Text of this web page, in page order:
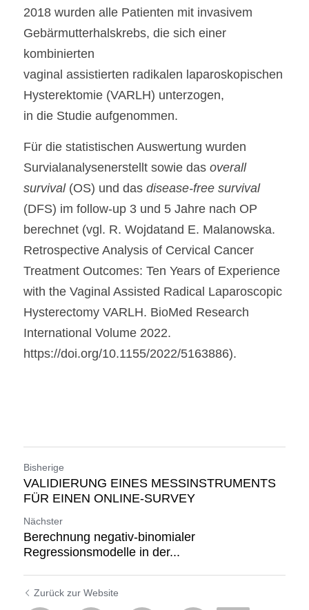
Suche
2018 wurden alle Patienten mit invasivem
Gebärmutterhalskrebs, die sich einer
kombinierten
vaginal assistierten radikalen laparoskopischen
Hysterektomie (VARLH) unterzogen,
in die Studie aufgenommen.
Für die statistischen Auswertung wurden
Survialanalysenerstellt sowie das overall
survival (OS) und das
disease-free survival
(DFS) im follow-up 3 und 5 Jahre nach OP
berechnet (vgl. R. Wojdatand E. Malanowska.
Retrospective Analysis of Cervical Cancer
Treatment Outcomes: Ten Years of Experience
with the Vaginal Assisted Radical Laparoscopic
Hysterectomy VARLH. BioMed Research
International Volume 2022.
https://doi.org/10.1155/2022/5163886).
Bisherige
VALIDIERUNG EINES MESSINSTRUMENTS
FÜR EINEN ONLINE-SURVEY
Nächster
Berechnung negativ-binomialer
Regressionsmodelle in der...
Zurück zur Website